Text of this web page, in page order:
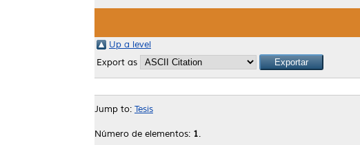
Up a level
Export as
Jump to: Tesis
Número de elementos: 1.